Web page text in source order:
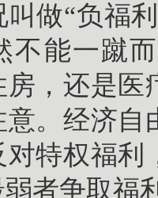
做“负福
不能一蹴
，还是医
。经济自
对特权福
者争取福